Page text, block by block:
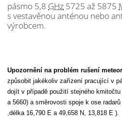
pásmo 5,8 GHz 5725 až 5875
s vestavěnou anténou nebo
výrobcem.
Upozornění na problém rušení
způsobit jakékoliv zařízení pracující v
dojít v případě použití stejného
a 5660) a směrovosti spoje k ose
,délka 16,790 E a 49,658 N, 13,818 E ).